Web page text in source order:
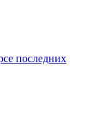
последних